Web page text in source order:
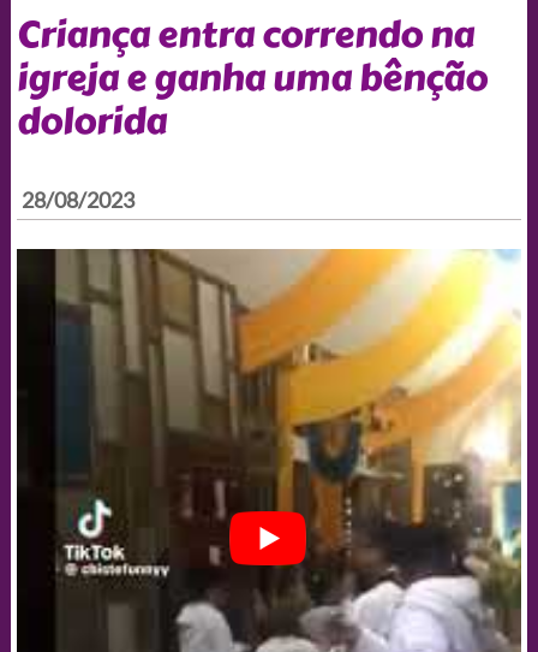
Criança entra correndo na
igreja e ganha uma bênção
dolorida
28/08/2023